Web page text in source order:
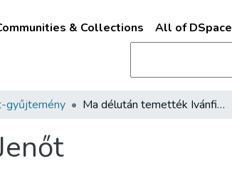
& Collections All of DSpace
gyűjtemény Ma délután temették Ivánfi Jenőt